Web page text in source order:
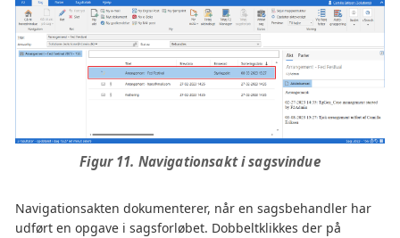
Figur 11. Navigationsakt i sagsvindue
Navigationsakten dokumenterer, når en sagsbehandler har
udført en opgave i sagsforløbet. Dobbeltklikkes der på